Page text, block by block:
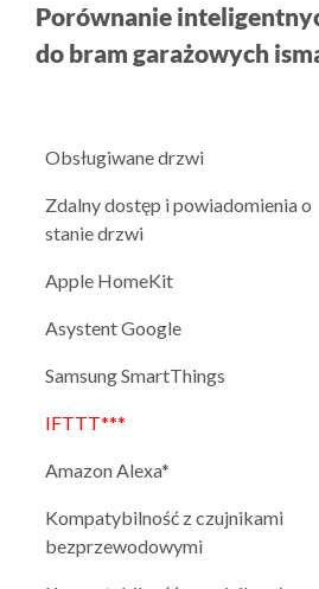
Porównanie
do bram garażowych
Obsługiwane drzwi
Zdalny dostęp i powiadomienia o
stanie drzwi
Apple HomeKit
Asystent Google
Samsung SmartThings
IFTTT***
Amazon Alexa*
Kompatybilność z czujnikami
bezprzewodowymi